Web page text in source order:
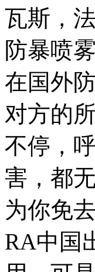
瓦斯，
防暴喷
在国外
对方的
不停，
害，都
为你免
RA中国